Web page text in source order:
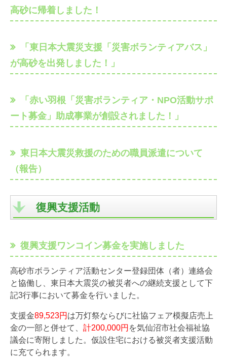
高砂に帰着しました！
「東日本大震災支援「災害ボランティアバス」
が高砂を出発しました！」
「赤い羽根「災害ボランティア・NPO活動サポ
ート募金」助成事業が創設されました！」
東日本大震災救援のための職員派遣について
（報告）
復興支援活動
復興支援ワンコイン募金を実施しました
高砂市ボランティア活動センター登録団体（者）連絡会
と協働し、東日本大震災の被災者への継続支援として下
記3行事において募金を行いました。
支援金89,523円 は万灯祭ならびに社協フェア模擬店売上
金の一部と併せて、 計200,000円 を気仙沼市社会福祉協
議会に寄附しました。仮設住宅における被災者支援活動
に充てられます。